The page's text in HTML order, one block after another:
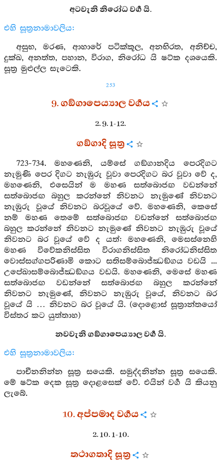
අටවැනි නිරෝධ වර්‍ග යි.
එහි සූත්‍රනාමාවලිය:
අසුභ, මරණ, ආහාරේ පටික්කූල, අනභිරත, අනිච්ච,
දුක්ඛ, අනත්ත, පහාන, විරාග, නිරෝධ යි ෂට්ක දශයෙකි.
සූත්‍ර මුළුල්ල සැටෙකි.
253
9. ගඞ්ගාපෙය්‍යාල වර්‍ගය
2. 9. 1-12.
ගඞ්ගාදි සූත්‍ර
723-734. මහණෙනි, යම්සේ ගඞ්ගානදිය පෙරදිගට
නැමුණි පෙර දිගට නැඹුරු වූවා පෙරදිගට බර වූවා වේ ද,
මහණෙනි, එසෙයින් ම මහණ සත්බොජඟ වඩන්නේ
සත්බොජඟ බහුල කරන්නේ නිවනට නැමුණේ නිවනට
නැඹුරු වූයේ නිවනට බරවූයේ වේ. මහණෙනි, කෙසේ
නම් මහණ තෙමේ සත්බොජඟ වඩන්නේ සත්බොජඟ
බහුල කරන්නේ නිවනට නැමුණේ නිවනට නැඹුරු වූයේ
නිවනට බර වූයේ වේ ද යත්: මහණෙනි, මෙසස්නෙහි
මහණ විවේකනිස්සිත විරාගනිස්සිත නිරෝධනිස්සිත
වොස්සග්ගපරිණාමි කොට සතිසම්බොජ්ඣඞ්ගය වඩයි ...
උපේඛාසම්බොජ්ඣඞ්ගය වඩයි. මහණෙනි, මෙසේ මහණ
සත්බොජඟ වඩන්නේ සත්බොජඟ බහුල කරන්නේ
නිවනට නැමුණේ, නිවනට නැඹුරු වූයේ, නිවනට බර
වූයේ යි … නිවනට බර වූයේ යි. (දොළොස් සූත්‍රාන්තයෝ
විස්තර කට යුත්තාහ)
නවවැනි ගඞ්ගාපෙය්‍යාල වර්‍ග යි.
එහි සූත්‍රනාමාවලිය:
පාචීනනින්න සූත්‍ර සයෙකි. සමුද්දනින්න සූත්‍ර සයෙකි.
මේ ෂට්ක දෙක සූත්‍ර දොළසෙක් වේ. එයින් වර්‍ග යි කියනු
ලැබේ.
10. අප්පමාද වර්‍ගය
2. 10. 1-10.
තථාගතාදි සූත්‍ර